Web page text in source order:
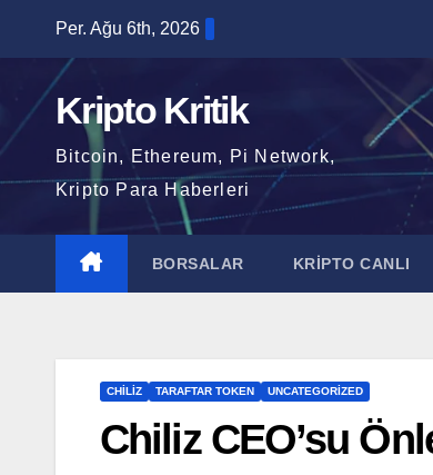
content
Per. Ağu 6th, 2026
Kripto Kritik
Bitcoin, Ethereum, Pi Network,
Kripto Para Haberleri
BORSALAR KRİPTO CANLI
CHILIZ TARAFTAR TOKEN UNCATEGORIZED
Chiliz CEO’su